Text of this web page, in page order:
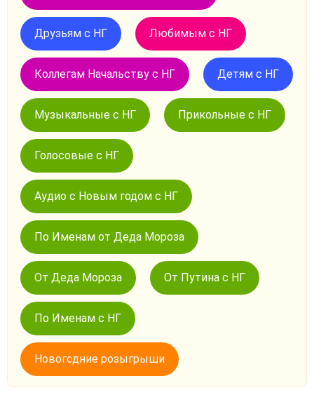
Друзьям с НГ Любимым с НГ
Коллегам Начальству с НГ Детям с НГ
Музыкальные с НГ Прикольные с НГ
Голосовые с НГ
Аудио с Новым годом с НГ
По Именам от Деда Мороза
От Деда Мороза От Путина с НГ
По Именам с НГ
Новогодние розыгрыши